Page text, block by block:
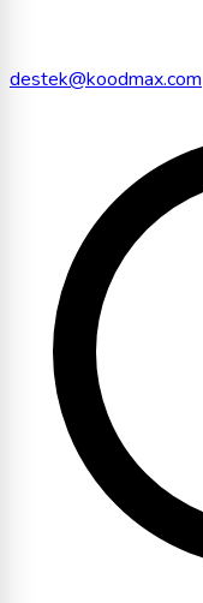
destek@koodmax.com